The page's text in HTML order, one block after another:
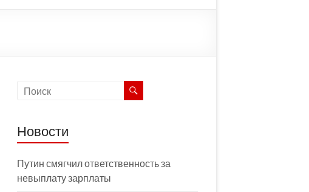
Новости
Путин смягчил ответственность за
невыплату зарплаты